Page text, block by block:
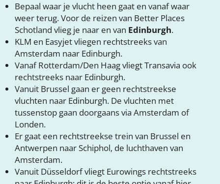
Bepaal waar je vlucht heen gaat en vanaf waar
weer terug. Voor de reizen van Better Places
Schotland vlieg je naar en van Edinburgh.
KLM en Easyjet vliegen rechtstreeks van
Amsterdam naar Edinburgh.
Vanaf Rotterdam/Den Haag vliegt Transavia ook
rechtstreeks naar Edinburgh.
Vanuit Brussel gaan er geen rechtstreekse
vluchten naar Edinburgh. De vluchten met
tussenstop gaan doorgaans via Amsterdam of
Londen.
Er gaat een rechtstreekse trein van Brussel en
Antwerpen naar Schiphol, de luchthaven van
Amsterdam.
Vanuit Düsseldorf vliegt Eurowings rechtstreeks